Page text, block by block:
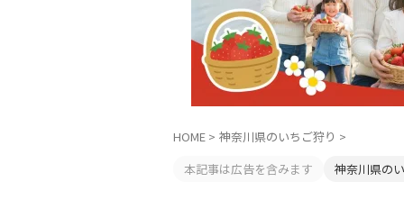
HOME > 神奈川県のいちご狩り >
本記事は広告を含みます
神奈川県の